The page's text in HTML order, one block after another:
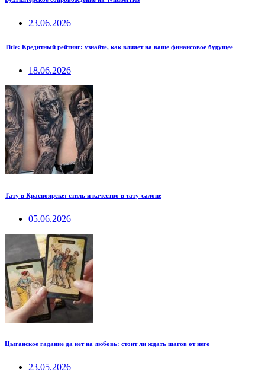
23.06.2026
Title: Кредитный рейтинг: узнайте, как влияет на ваше финансовое будущее
18.06.2026
Тату в Красноярске: стиль и качество в тату-салоне
05.06.2026
Цыганское гадание да нет на любовь: стоит ли ждать шагов от него
23.05.2026